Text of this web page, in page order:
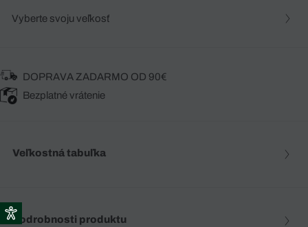
Vyberte svoju veľkosť
DOPRAVA ZADARMO OD 90€
Bezplatné vrátenie
Veľkostná tabuľka
Podrobnosti produktu